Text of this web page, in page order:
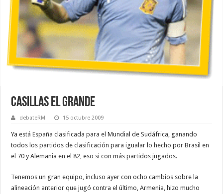
Casillas el Grande
debateRM 15 octubre 2009
Ya está España clasificada para el Mundial de Sudáfrica, ganando
todos los partidos de clasificación para igualar lo hecho por Brasil en
el 70 y Alemania en el 82, eso si con más partidos jugados.
Tenemos un gran equipo, incluso ayer con ocho cambios sobre la
alineación anterior que jugó contra el último, Armenia, hizo mucho